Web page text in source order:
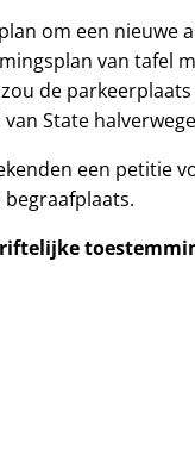
om een nieuwe
van tafel
de
State
een petitie